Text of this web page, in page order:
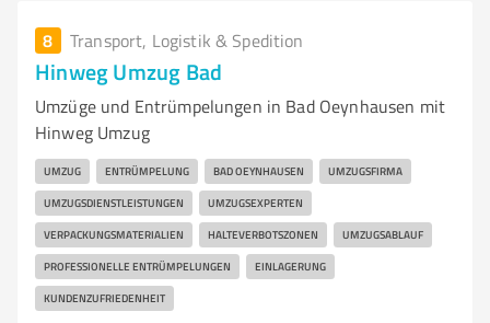
8 Transport, Logistik & Spedition
Hinweg Umzug Bad
Umzüge und Entrümpelungen in Bad Oeynhausen mit
Hinweg Umzug
UMZUG ENTRÜMPELUNG BAD OEYNHAUSEN UMZUGSFIRMA
UMZUGSDIENSTLEISTUNGEN UMZUGSEXPERTEN
VERPACKUNGSMATERIALIEN HALTEVERBOTSZONEN UMZUGSABLAUF
PROFESSIONELLE ENTRÜMPELUNGEN EINLAGERUNG
KUNDENZUFRIEDENHEIT